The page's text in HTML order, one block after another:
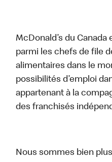
McDonald’s du
parmi les chefs de file
alimentaires dans le
possibilités d’emploi
appartenant à la
des franchisés
Nous sommes bien